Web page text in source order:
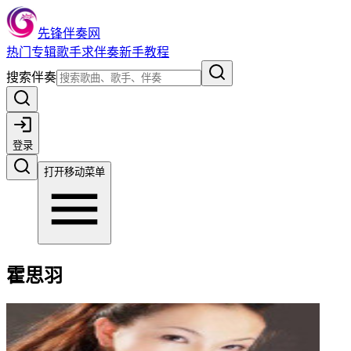
先锋伴奏网
热门 专辑歌手求伴奏新手教程
搜索伴奏
登录
打开移动菜单
霍思羽